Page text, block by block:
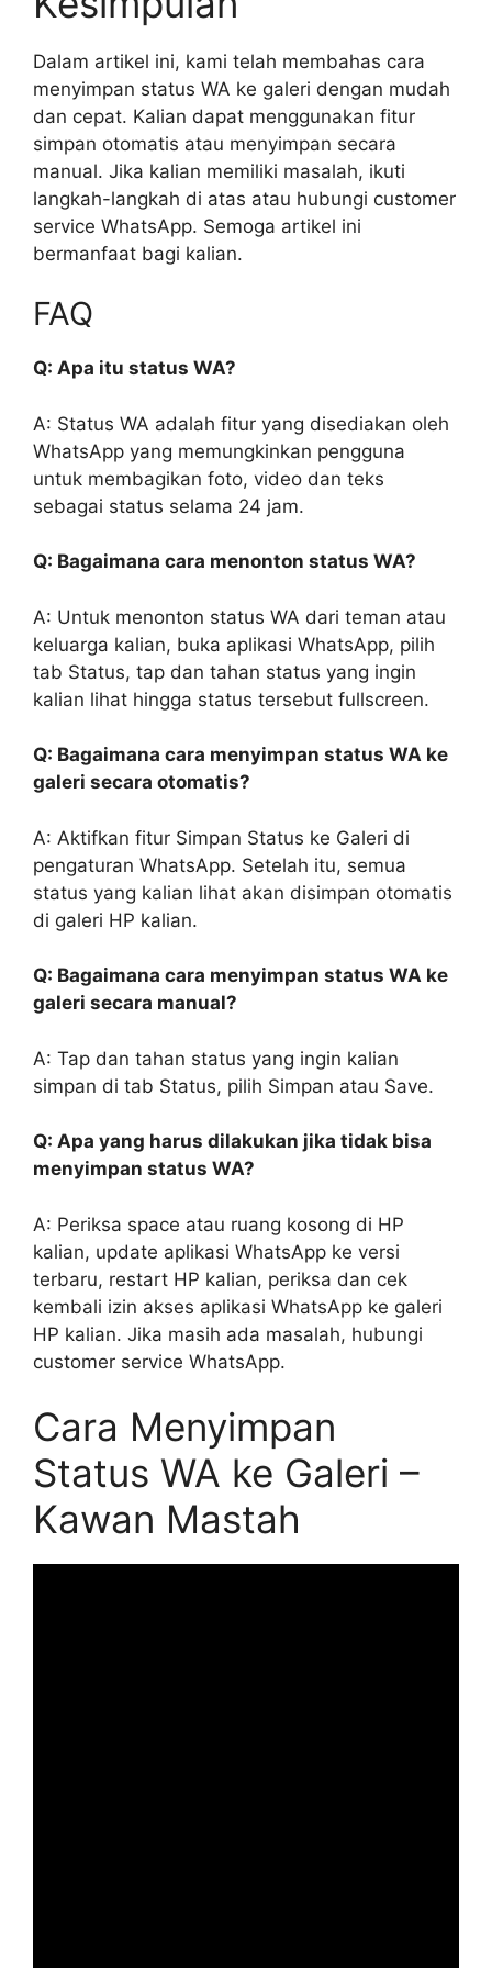
Dalam artikel ini, kami telah membahas cara
menyimpan status WA ke galeri dengan mudah
dan cepat. Kalian dapat menggunakan fitur
simpan otomatis atau menyimpan secara
manual. Jika kalian memiliki masalah, ikuti
langkah-langkah di atas atau hubungi customer
service WhatsApp. Semoga artikel ini
bermanfaat bagi kalian.
FAQ
Q: Apa itu status WA?
A: Status WA adalah fitur yang disediakan oleh
WhatsApp yang memungkinkan pengguna
untuk membagikan foto, video dan teks
sebagai status selama 24 jam.
Q: Bagaimana cara menonton status WA?
A: Untuk menonton status WA dari teman atau
keluarga kalian, buka aplikasi WhatsApp, pilih
tab Status, tap dan tahan status yang ingin
kalian lihat hingga status tersebut fullscreen.
Q: Bagaimana cara menyimpan status WA ke
galeri secara otomatis?
A: Aktifkan fitur Simpan Status ke Galeri di
pengaturan WhatsApp. Setelah itu, semua
status yang kalian lihat akan disimpan otomatis
di galeri HP kalian.
Q: Bagaimana cara menyimpan status WA ke
galeri secara manual?
A: Tap dan tahan status yang ingin kalian
simpan di tab Status, pilih Simpan atau Save.
Q: Apa yang harus dilakukan jika tidak bisa
menyimpan status WA?
A: Periksa space atau ruang kosong di HP
kalian, update aplikasi WhatsApp ke versi
terbaru, restart HP kalian, periksa dan cek
kembali izin akses aplikasi WhatsApp ke galeri
HP kalian. Jika masih ada masalah, hubungi
customer service WhatsApp.
Cara Menyimpan
Status WA ke Galeri –
Kawan Mastah